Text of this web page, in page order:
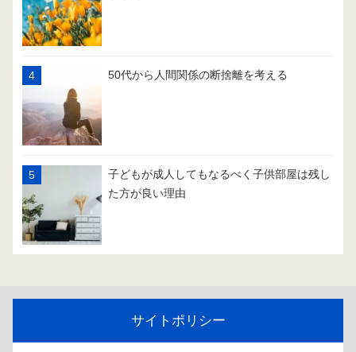
50代から人間関係の断捨離を考える
子どもが成人してもなるべく子供部屋は残し
た方が良い理由
サイトポリシー